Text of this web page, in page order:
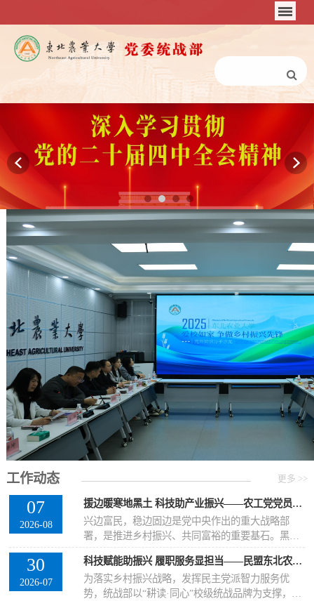
工作动态 更多 >>
07
2026-08
援边暖寒地黑土 科技助产业振兴——农工党党员王云莉以科技力量赋能黑龙江边境产业
兴边富民，稳边固边是党中央作出的重大战略部
署，是推进乡村振兴、共同富裕的重要基石。黑龙
江作为祖国的北大门，边境地区产业发展直接关系
乡村振兴推进与对外贸易发展。农工党党员、东北
农业大学副教授王云莉主动投身条件艰苦的边境一
线，将自身专业优势与国家战略需求深度融合，把
30
2026-07
科技赋能助振兴 履职服务显担当——民盟东北农业大学委员会“兴农科技赋能志愿服务队”开展多地专项助农服务
为落实乡村振兴战略，发挥民主党派智力服务优
势，统战部以“耕读·同心”校级统战品牌为支撑，积